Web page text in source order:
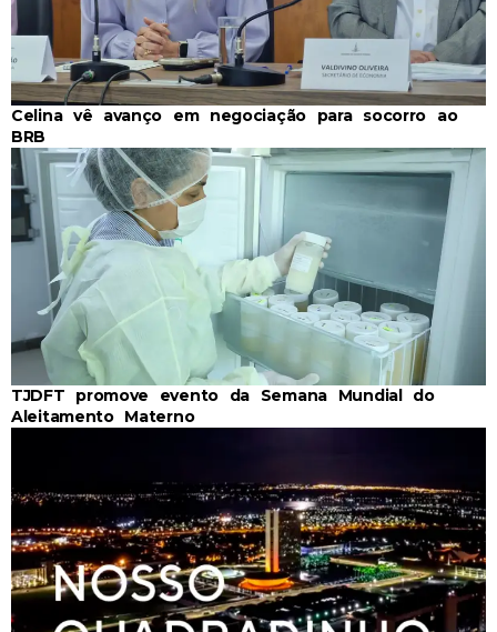
Celina vê avanço em negociação para socorro ao
BRB
TJDFT promove evento da Semana Mundial do
Aleitamento Materno